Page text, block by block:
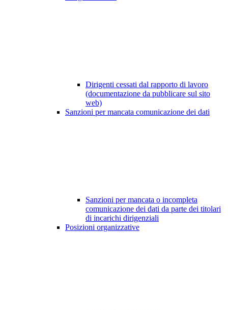
Dirigenti cessati dal rapporto di lavoro
(documentazione da pubblicare sul sito
web)
Sanzioni per mancata comunicazione dei dati
Sanzioni per mancata o incompleta
comunicazione dei dati da parte dei titolari
di incarichi dirigenziali
Posizioni organizzative